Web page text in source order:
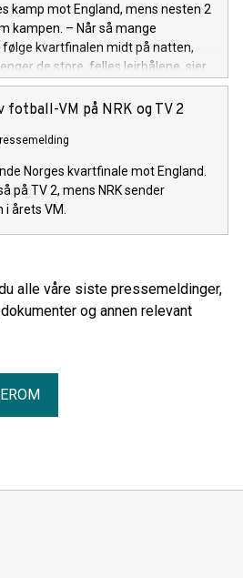
kamp mot England, mens nesten 2
kampen. – Når så mange
kvartfinalen midt på natten,
de store, felles leirbålene, sier
fotball-VM på NRK og TV 2
Norges kvartfinale mot England.
på TV 2, mens NRK sender
årets VM.
alle våre siste pressemeldinger,
og annen relevant